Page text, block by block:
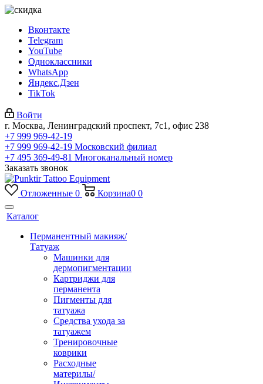
Вконтакте
Telegram
YouTube
Одноклассники
WhatsApp
Яндекс.Дзен
TikTok
Войти
г. Москва, Ленинградский проспект, 7с1, офис 238
+7 999 969-42-19
+7 999 969-42-19 Московский филиал
+7 495 369-49-81 Многоканальный номер
Заказать звонок
Отложенные 0 Корзина0 0
Каталог
Перманентный макияж/
Татуаж
Машинки для
дермопигментации
Картриджи для
перманента
Пигменты для
татуажа
Средства ухода за
татуажем
Тренировочные
коврики
Расходные
материлы/